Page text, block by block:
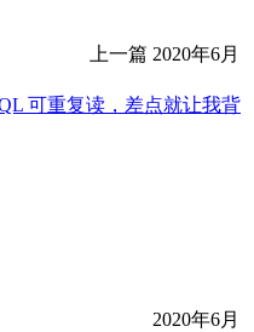
上一篇 2020年6月
可重复读，差点就让我背
2020年6月